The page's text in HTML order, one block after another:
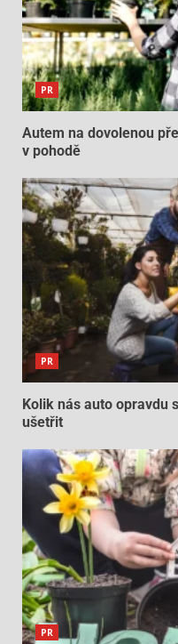
PR
Autem na dovolenou
v pohodě
PR
Kolik nás auto opravdu
ušetřit
PR